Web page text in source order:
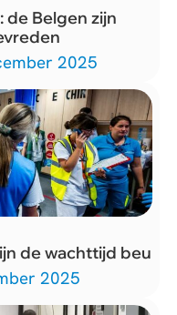
Belgen zijn
2025
de wachttijd beu
2025